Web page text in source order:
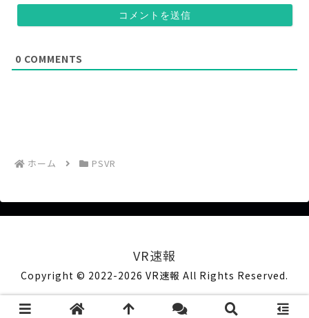
0 COMMENTS
ホーム PSVR
VR速報
Copyright © 2022-2026 VR速報 All Rights Reserved.